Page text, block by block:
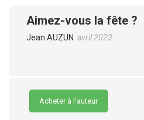
Aimez-vous la fête ?
Jean AUZUN avril 2023
Acheter à l’auteur